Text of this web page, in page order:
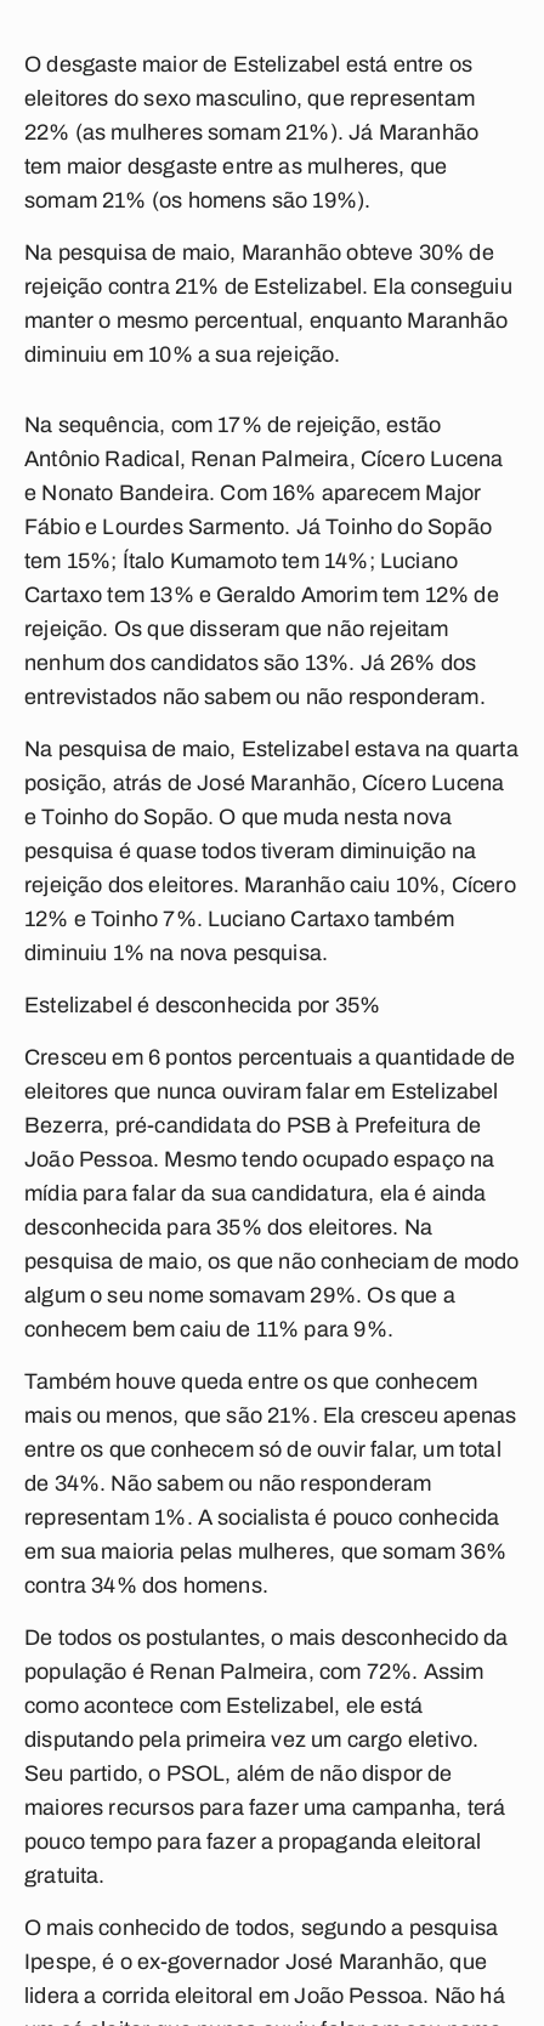
O desgaste maior de Estelizabel está entre os
eleitores do sexo masculino, que representam
22% (as mulheres somam 21%). Já Maranhão
tem maior desgaste entre as mulheres, que
somam 21% (os homens são 19%).
Na pesquisa de maio, Maranhão obteve 30% de
rejeição contra 21% de Estelizabel. Ela conseguiu
manter o mesmo percentual, enquanto Maranhão
diminuiu em 10% a sua rejeição.
Na sequência, com 17% de rejeição, estão
Antônio Radical, Renan Palmeira, Cícero Lucena
e Nonato Bandeira. Com 16% aparecem Major
Fábio e Lourdes Sarmento. Já Toinho do Sopão
tem 15%; Ítalo Kumamoto tem 14%; Luciano
Cartaxo tem 13% e Geraldo Amorim tem 12% de
rejeição. Os que disseram que não rejeitam
nenhum dos candidatos são 13%. Já 26% dos
entrevistados não sabem ou não responderam.
Na pesquisa de maio, Estelizabel estava na quarta
posição, atrás de José Maranhão, Cícero Lucena
e Toinho do Sopão. O que muda nesta nova
pesquisa é quase todos tiveram diminuição na
rejeição dos eleitores. Maranhão caiu 10%, Cícero
12% e Toinho 7%. Luciano Cartaxo também
diminuiu 1% na nova pesquisa.
Estelizabel é desconhecida por 35%
Cresceu em 6 pontos percentuais a quantidade de
eleitores que nunca ouviram falar em Estelizabel
Bezerra, pré-candidata do PSB à Prefeitura de
João Pessoa. Mesmo tendo ocupado espaço na
mídia para falar da sua candidatura, ela é ainda
desconhecida para 35% dos eleitores. Na
pesquisa de maio, os que não conheciam de modo
algum o seu nome somavam 29%. Os que a
conhecem bem caiu de 11% para 9%.
Também houve queda entre os que conhecem
mais ou menos, que são 21%. Ela cresceu apenas
entre os que conhecem só de ouvir falar, um total
de 34%. Não sabem ou não responderam
representam 1%. A socialista é pouco conhecida
em sua maioria pelas mulheres, que somam 36%
contra 34% dos homens.
De todos os postulantes, o mais desconhecido da
população é Renan Palmeira, com 72%. Assim
como acontece com Estelizabel, ele está
disputando pela primeira vez um cargo eletivo.
Seu partido, o PSOL, além de não dispor de
maiores recursos para fazer uma campanha, terá
pouco tempo para fazer a propaganda eleitoral
gratuita.
O mais conhecido de todos, segundo a pesquisa
Ipespe, é o ex-governador José Maranhão, que
lidera a corrida eleitoral em João Pessoa. Não há